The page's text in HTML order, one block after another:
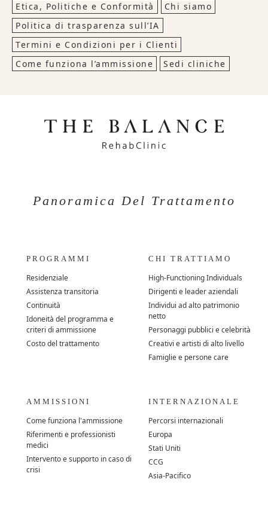
Etica, Politiche e Conformità
Chi siamo
Politica di trasparenza sull’IA
Termini e Condizioni per i Clienti
Come funziona l’ammissione
Sedi cliniche
Panoramica Del Trattamento
PROGRAMMI
Residenziale
Assistenza transitoria
Continuità
Idoneità del programma e
criteri di ammissione
Costo del trattamento
CHI TRATTIAMO
High-Functioning Individuals
Dirigenti e leader aziendali
Individui ad alto patrimonio
netto
Personaggi pubblici e celebrità
Creativi e artisti di alto livello
Famiglie e persone care
AMMISSIONI
Come funziona l'ammissione
Riferimenti e professionisti
medici
Intervento e supporto in caso di
crisi
INTERNAZIONALE
Percorsi internazionali
Europa
Stati Uniti
CCG
Asia-Pacifico